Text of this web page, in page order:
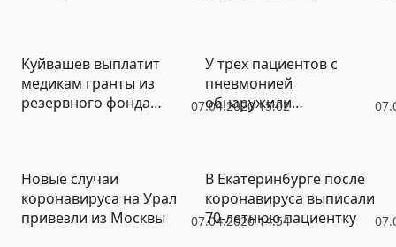
07.04.2020 15:02
Куйвашев выплатит
медикам гранты из
резервного фонда
У трех пациентов с
пневмонией
обнаружили
07.04.2020 14:54
Новые случаи
коронавируса на Урал
привезли из Москвы
В Екатеринбурге после
коронавируса выписали
70-летнюю пациентку